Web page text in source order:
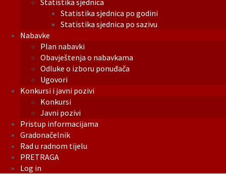
Statistika sjednica
Statistika sjednica po godini
Statistika sjednica po sazivu
Nabavke
Plan nabavki
Obavještenja o nabavkama
Odluke o izboru ponuđača
Ugovori
Konkursi i javni pozivi
Konkursi
Javni pozivi
Pristup informacijama
Gradonačelnik
Rad u radnom tijelu
PRETRAGA
Log in